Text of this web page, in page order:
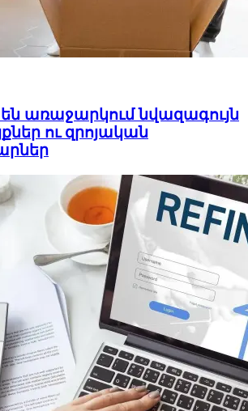
առաջարկում նվազագույն
ու զրոյական